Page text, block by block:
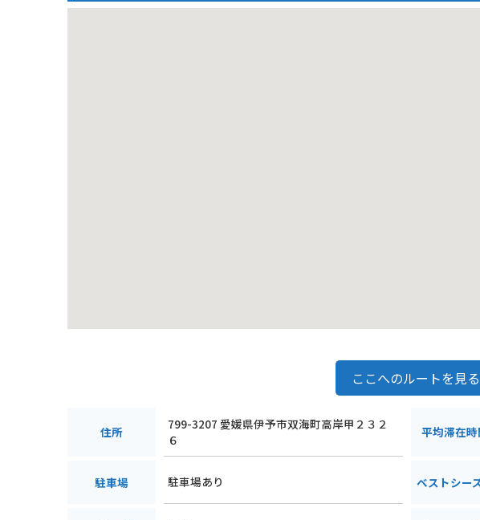
ここへのルートを見る
住所
799-3207 愛媛県伊予市双海町高岸甲２３２
６
平均滞在時
駐車場 駐車場あり ベストシー